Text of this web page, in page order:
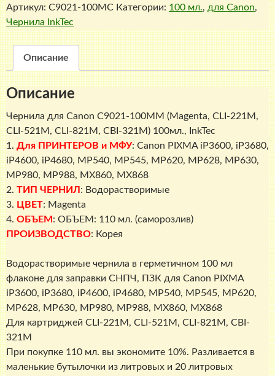
для
Canon
C9021-
100MM
(Magenta,
CLI-
221M,
CLI-
521M,
CLI-
821M,
CBI-
321M)
100мл.,
InkTec
Артикул: C9021-100MC Категории: 100 мл., для Canon,
Чернила InkTec
Описание
Описание
Чернила для Canon C9021-100MM (Magenta, CLI-221M,
CLI-521M, CLI-821M, CBI-321M) 100мл., InkTec
1. Для ПРИНТЕРОВ и МФУ: Canon PIXMA iP3600, iP3680,
iP4600, iP4680, MP540, MP545, MP620, MP628, MP630,
MP980, MP988, MX860, MX868
2. ТИП ЧЕРНИЛ : Водорастворимые
3. ЦВЕТ: Magenta
4. ОБЪЕМ : ОБЪЕМ: 110 мл. (саморозлив)
ПРОИЗВОДСТВО: Корея
Водорастворимые чернила в герметичном 100 мл
флаконе для заправки СНПЧ, ПЗК для Canon PIXMA
iP3600, iP3680, iP4600, iP4680, MP540, MP545, MP620,
MP628, MP630, MP980, MP988, MX860, MX868
Для картриджей CLI-221M, CLI-521M, CLI-821M, CBI-
321M
При покупке 110 мл. вы экономите 10%. Разливается в
маленькие бутылочки из литровых и 20 литровых